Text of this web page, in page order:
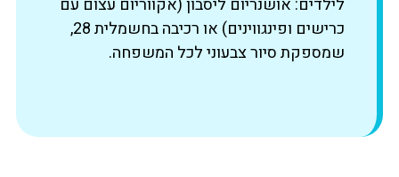
לילדים: אושנריום ליסבון (אקווריום עצום עם
כרישים ופינגווינים) או רכיבה בחשמלית 28,
שמספקת סיור צבעוני לכל המשפחה.